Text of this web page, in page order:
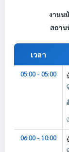
งานน
สถา
เวลา
05:00 - 05:00
06:00 - 10:00